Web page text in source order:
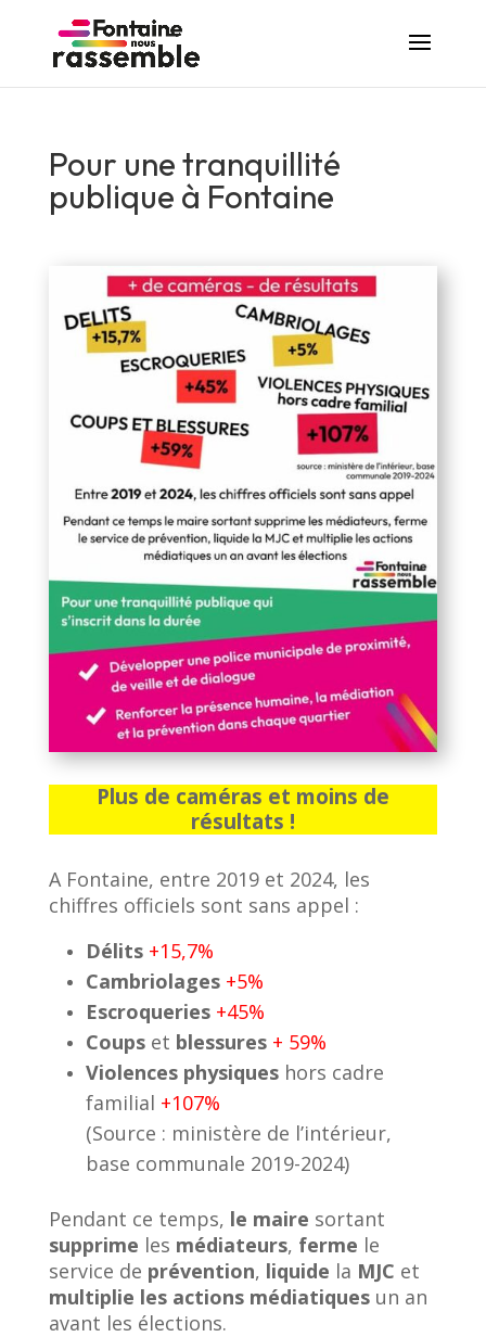
Pour une tranquillité
publique à Fontaine
Plus de caméras et moins de
résultats !
A Fontaine, entre 2019 et 2024, les
chiffres officiels sont sans appel :
Délits +15,7%
Cambriolages +5%
Escroqueries +45%
Coupset blessures + 59%
Violences physiqueshors cadre
familial +107%
(Source : ministère de l’intérieur,
base communale 2019-2024)
Pendant ce temps, le maire sortant
supprime les médiateurs, ferme le
service de prévention, liquide la MJC et
multiplie les actions médiatiquesun an
avant les élections.